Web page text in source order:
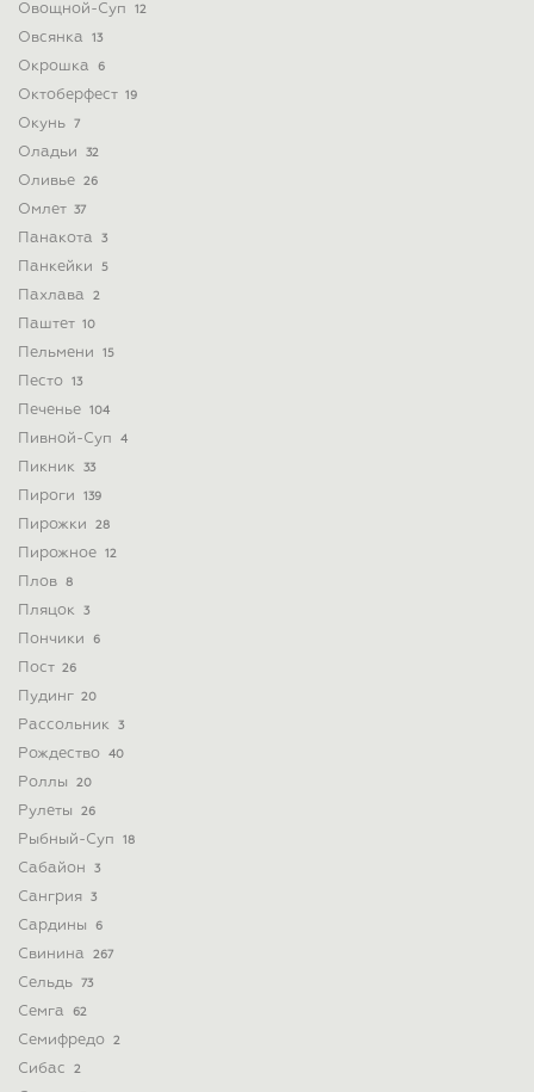
Овощной-Суп 12
Овсянка 13
Окрошка 6
Октоберфест 19
Окунь 7
Оладьи 32
Оливье 26
Омлет 37
Панакота 3
Панкейки 5
Пахлава 2
Паштет 10
Пельмени 15
Песто 13
Печенье 104
Пивной-Суп 4
Пикник 33
Пироги 139
Пирожки 28
Пирожное 12
Плов 8
Пляцок 3
Пончики 6
Пост 26
Пудинг 20
Рассольник 3
Рождество 40
Роллы 20
Рулеты 26
Рыбный-Суп 18
Сабайон 3
Сангрия 3
Сардины 6
Свинина 267
Сельдь 73
Семга 62
Семифредо 2
Сибас 2